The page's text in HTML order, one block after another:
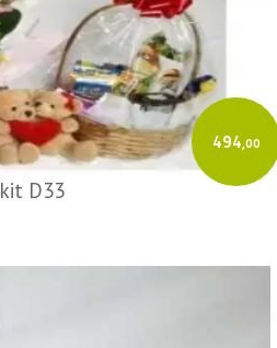
494,00
kit D33